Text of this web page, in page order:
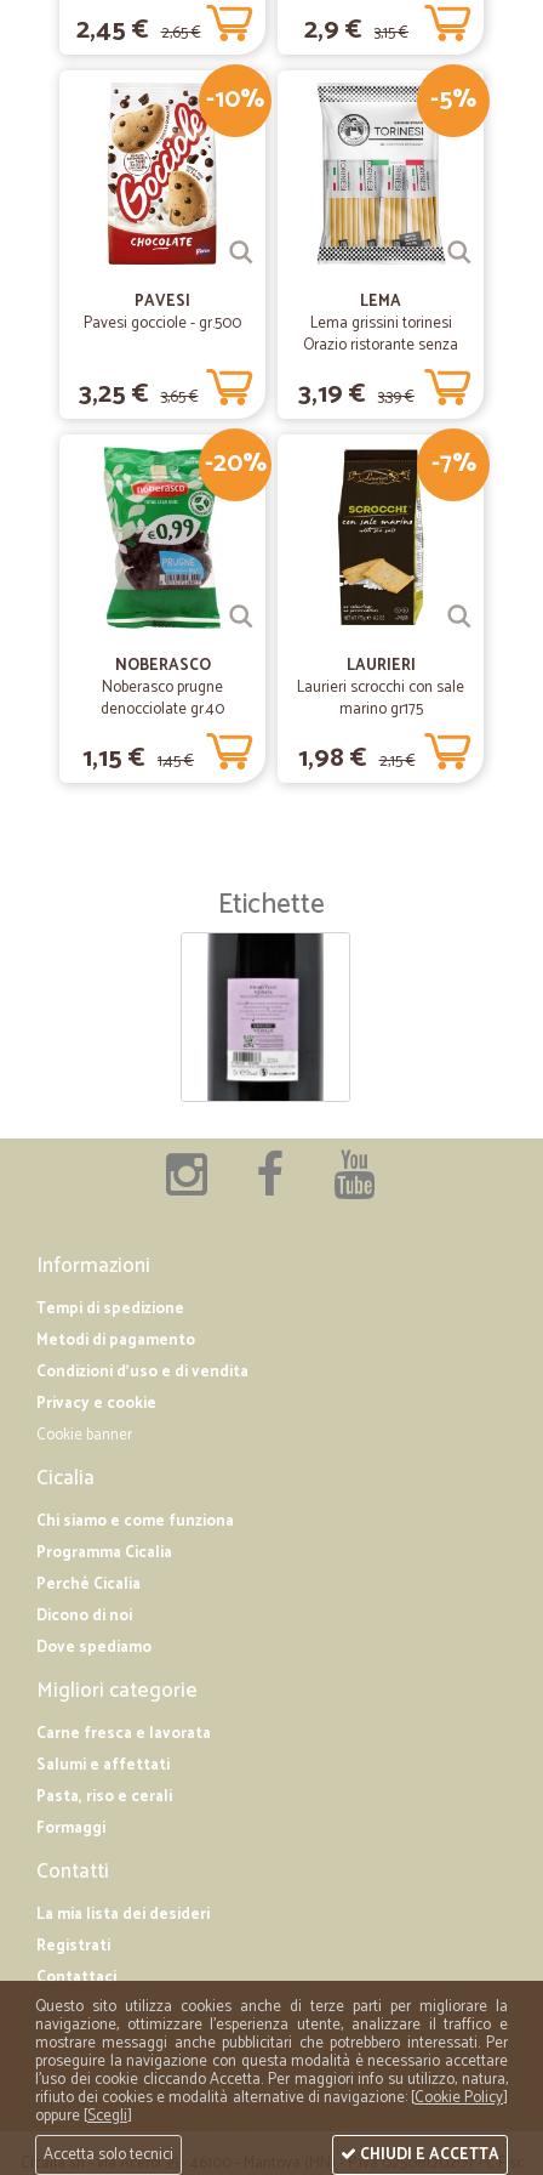
d'Argan 600 ml
2,45 € 2,65 € 2,9 € 3,15 €
-10%
PAVESI
Pavesi gocciole - gr.500
3,25 € 3,65 €
-5%
LEMA
Lema grissini torinesi
Orazio ristorante senza
olio di palma x30 gr.450
3,19 € 3,39 €
-20%
NOBERASCO
Noberasco prugne
denocciolate gr.40
1,15 € 1,45 €
-7%
LAURIERI
Laurieri scrocchi con sale
marino gr175
1,98 € 2,15 €
Etichette
Informazioni
Tempi di spedizione
Metodi di pagamento
Condizioni d'uso e di vendita
Privacy e cookie
Cookie banner
Cicalia
Chi siamo e come funziona
Programma Cicalia
Perché Cicalia
Dicono di noi
Dove spediamo
Migliori categorie
Carne fresca e lavorata
Salumi e affettati
Pasta, riso e cerali
Formaggi
Contatti
La mia lista dei desideri
Registrati
Contattaci
Cicalia srl - via Acerbi 35 - 46100 - Mantova (MN) - P.iva 02508120207 - C.Fisc
Questo sito utilizza cookies anche di terze parti per migliorare la
navigazione, ottimizzare l'esperienza utente, analizzare il traffico e
mostrare messaggi anche pubblicitari che potrebbero interessati. Per
proseguire la navigazione con questa modalità è necessario accettare
l'uso dei cookie cliccando Accetta. Per maggiori info su utilizzo, natura,
rifiuto dei cookies e modalità alternative di navigazione: [Cookie Policy]
oppure [Scegli]
Accetta solo tecnici
CHIUDI E ACCETTA